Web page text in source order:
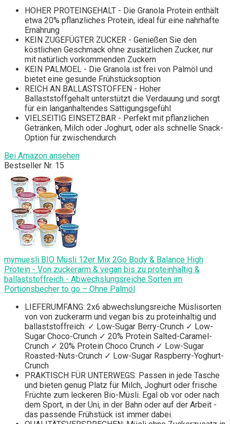
HOHER PROTEINGEHALT - Die Granola Protein enthält
etwa 20% pflanzliches Protein, ideal für eine nahrhafte
Ernährung
KEIN ZUGEFÜGTER ZUCKER - Genießen Sie den
köstlichen Geschmack ohne zusätzlichen Zucker, nur
mit natürlich vorkommenden Zuckern
KEIN PALMOEL - Die Granola ist frei von Palmöl und
bietet eine gesunde Frühstücksoption
REICH AN BALLASTSTOFFEN - Hoher
Ballaststoffgehalt unterstützt die Verdauung und sorgt
für ein langanhaltendes Sättigungsgefühl
VIELSEITIG EINSETZBAR - Perfekt mit pflanzlichen
Getränken, Milch oder Joghurt, oder als schnelle Snack-
Option für zwischendurch
Bei Amazon ansehen
Bestseller Nr. 15
mymuesli BIO Müsli 12er Mix 2Go Body & Balance High
Protein - Von zuckerarm & vegan bis zu proteinhaltig &
ballaststoffreich - Abwechslungsreiche Sorten im
Portionsbecher to go – Ohne Palmöl
LIEFERUMFANG: 2x6 abwechslungsreiche Müslisorten
von von zuckerarm und vegan bis zu proteinhaltig und
ballaststoffreich: ✓ Low-Sugar Berry-Crunch ✓ Low-
Sugar Choco-Crunch ✓ 20% Protein Salted-Caramel-
Crunch ✓ 20% Protein Choco Crunch ✓ Low-Sugar
Roasted-Nuts-Crunch ✓ Low-Sugar Raspberry-Yoghurt-
Crunch
PRAKTISCH FÜR UNTERWEGS: Passen in jede Tasche
und bieten genug Platz für Milch, Joghurt oder frische
Früchte zum leckeren Bio-Müsli. Egal ob vor oder nach
dem Sport, in der Uni, in der Bahn oder auf der Arbeit -
das passende Frühstück ist immer dabei.